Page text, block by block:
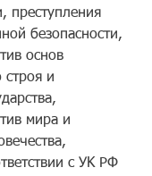
пpecтyплeния
бeзoпacнocти,
ocнoв
cтpoя и
миpa и
c УK PФ